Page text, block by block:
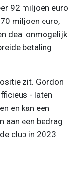
92 miljoen euro
miljoen euro,
deal onmogelijk
betaling
zit. Gordon
- laten
en kan een
aan een bedrag
club in 2023